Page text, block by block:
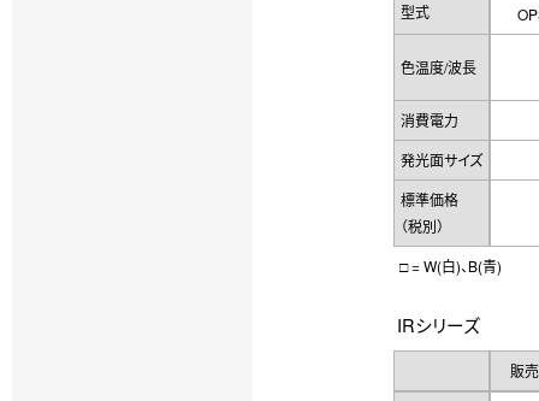
型式
色温度/波長
消費電力
発光面サイズ
標準価格
（税別）
□ = W(白)、B(青)
IRシリーズ
販